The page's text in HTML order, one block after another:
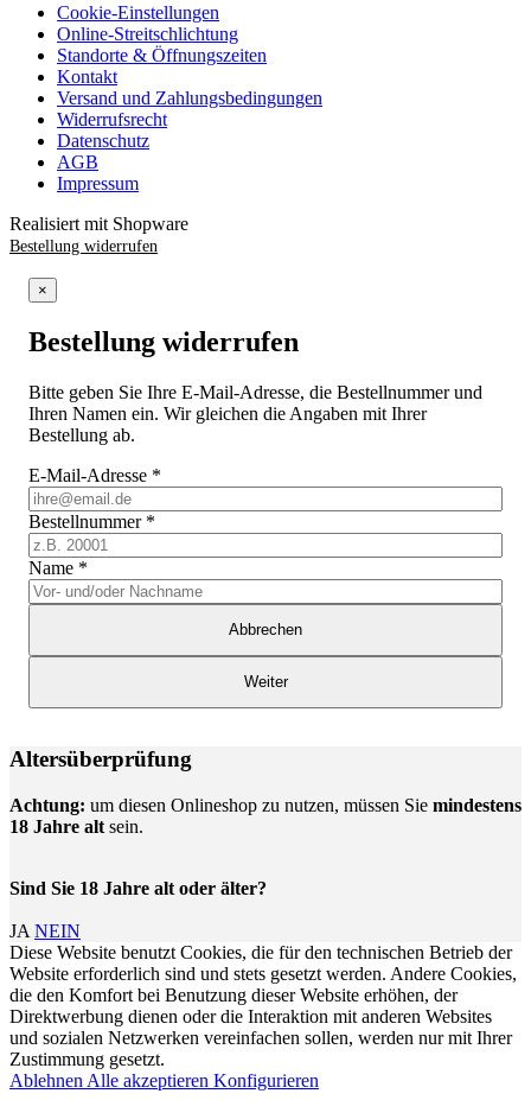
Cookie-Einstellungen
Online-Streitschlichtung
Standorte & Öffnungszeiten
Kontakt
Versand und Zahlungsbedingungen
Widerrufsrecht
Datenschutz
AGB
Impressum
Realisiert mit Shopware
Bestellung widerrufen
×
Bestellung widerrufen
Bitte geben Sie Ihre E-Mail-Adresse, die Bestellnummer und
Ihren Namen ein. Wir gleichen die Angaben mit Ihrer
Bestellung ab.
E-Mail-Adresse *
Bestellnummer *
Name *
Abbrechen
Weiter
Altersüberprüfung
Achtung: um diesen Onlineshop zu nutzen, müssen Sie mindestens
18 Jahre alt sein.
Sind Sie 18 Jahre alt oder älter?
JA NEIN
Diese Website benutzt Cookies, die für den technischen Betrieb der
Website erforderlich sind und stets gesetzt werden. Andere Cookies,
die den Komfort bei Benutzung dieser Website erhöhen, der
Direktwerbung dienen oder die Interaktion mit anderen Websites
und sozialen Netzwerken vereinfachen sollen, werden nur mit Ihrer
Zustimmung gesetzt.
Ablehnen Alle akzeptieren Konfigurieren